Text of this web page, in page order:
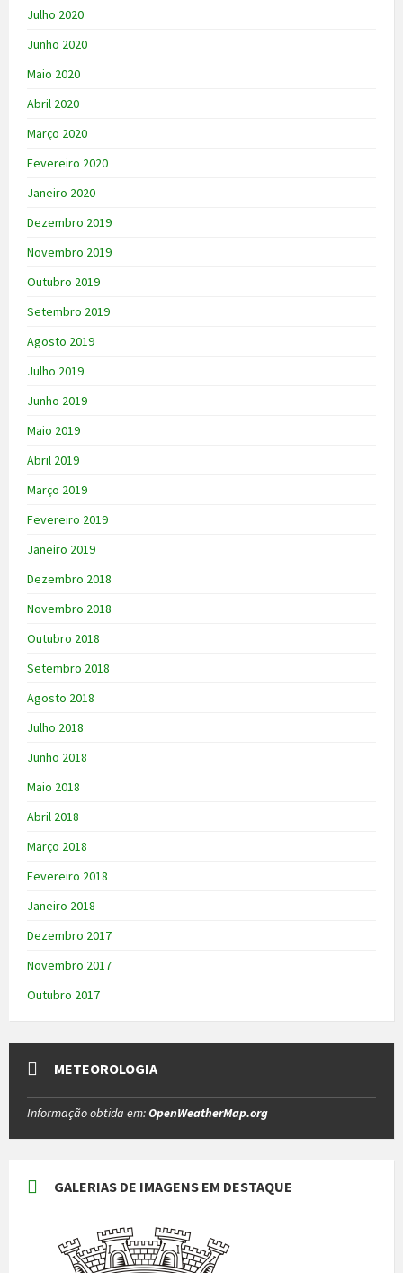
Julho 2020
Junho 2020
Maio 2020
Abril 2020
Março 2020
Fevereiro 2020
Janeiro 2020
Dezembro 2019
Novembro 2019
Outubro 2019
Setembro 2019
Agosto 2019
Julho 2019
Junho 2019
Maio 2019
Abril 2019
Março 2019
Fevereiro 2019
Janeiro 2019
Dezembro 2018
Novembro 2018
Outubro 2018
Setembro 2018
Agosto 2018
Julho 2018
Junho 2018
Maio 2018
Abril 2018
Março 2018
Fevereiro 2018
Janeiro 2018
Dezembro 2017
Novembro 2017
Outubro 2017
METEOROLOGIA
Informação obtida em:OpenWeatherMap.org
GALERIAS DE IMAGENS EM DESTAQUE